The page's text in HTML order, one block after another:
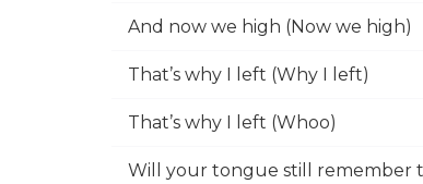
And now we high (Now we high)
That’s why I left (Why I left)
That’s why I left (Whoo)
Will your tongue still remember